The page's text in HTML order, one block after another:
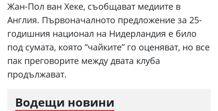
Жан-Пол ван Хеке, съобщават медиите в
Англия. Първоначалното предложение за 25-
годишния национал на Нидерландия е било
под сумата, която “чайките” го оценяват, но все
пак преговорите между двата клуба
продължават.
Водещи новини